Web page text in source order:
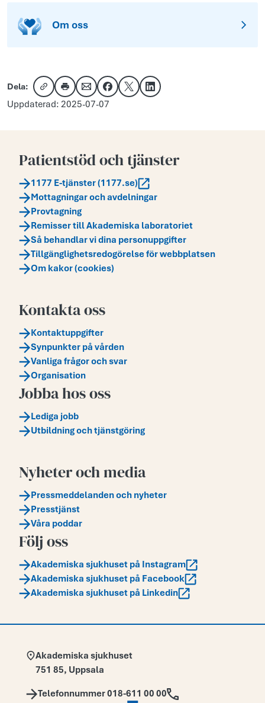
Om oss
Dela:
Kopiera länk
Skriv utDela via e-post
Dela på Facebook
Dela på XDela på LinkedIn
Uppdaterad: 2025-07-07
Patientstöd och tjänster
1177 E-tjänster (1177.se)
Mottagningar och avdelningar
Provtagning
Remisser till Akademiska laboratoriet
Så behandlar vi dina personuppgifter
Tillgänglighetsredogörelse för webbplatsen
Om kakor (cookies)
Kontakta oss
Kontaktuppgifter
Synpunkter på vården
Vanliga frågor och svar
Organisation
Jobba hos oss
Lediga jobb
Utbildning och tjänstgöring
Nyheter och media
Pressmeddelanden och nyheter
Presstjänst
Våra poddar
Följ oss
Akademiska sjukhuset på Instagram
Akademiska sjukhuset på Facebook
Akademiska sjukhuset på Linkedin
Adress:
Akademiska sjukhuset
751 85, Uppsala
Telefon:
Telefonnummer 018-611 00 00